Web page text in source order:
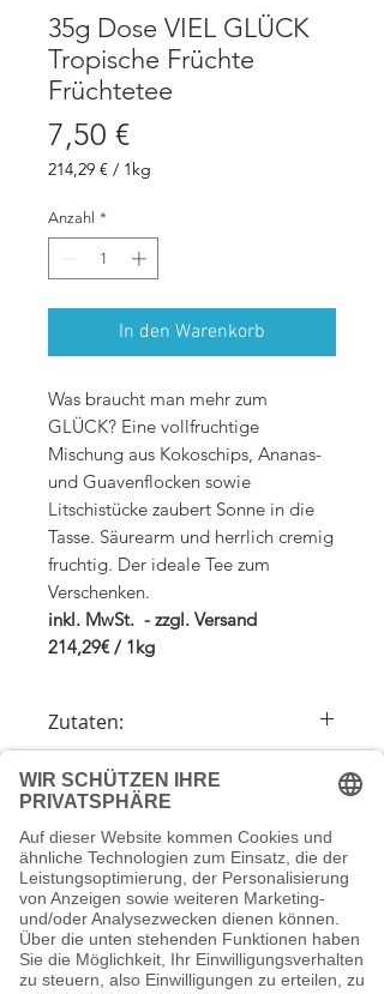
35g Dose VIEL GLÜCK
Tropische Früchte
Früchtetee
7,50 €Preis
214,29 € / 1kg
pro
1
Kilogramm
Anzahl *
In den Warenkorb
Was braucht man mehr zum
GLÜCK? Eine vollfruchtige
Mischung aus Kokoschips, Ananas-
und Guavenflocken sowie
Litschistücke zaubert Sonne in die
Tasse. Säurearm und herrlich cremig
fruchtig. Der ideale Tee zum
Verschenken.
inkl. MwSt. - zzgl. Versand
214,29€ / 1kg
Zutaten:
Ananaswürfel (Ananas, Zucker),
Apfelstücke, Kokoschips, gesäuerte
Citronensäure), Aroma, Ananasflocken,
Guavenflocken, gefr.-getr. Litschistücke
(Litschi, Zucker, Säuerungsmittel:
Citronensäure).
Zubereitung
1 gehäufter Teelöffel auf 300ml
Kochendes Wasser
Ziehzeit 8 Minuten
Ohne Koffein/Teein auch für Kinder
geeignet
Versandkosten
Wir berechnen die Versandkosten nach
dem Bestellwert (Bruttowarenwert):
Bis 29,00 EUR Versandkosten 6,90 EUR
Ab einem Bestellwert von 29,00 € liefern
Schreib uns eine Mail